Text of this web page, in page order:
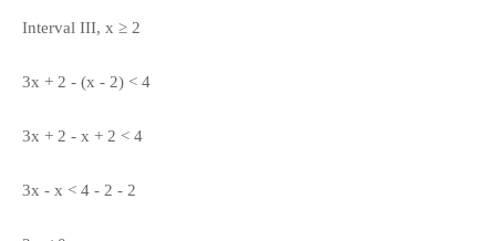
Interval III, x ≥ 2
3x + 2 - (x - 2) < 4
3x + 2 - x + 2 < 4
3x - x < 4 - 2 - 2